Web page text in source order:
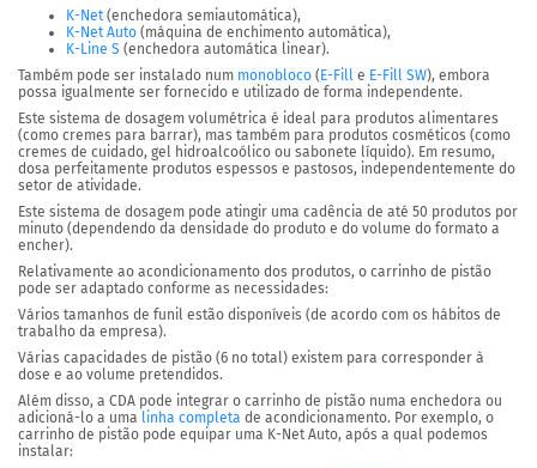
K-Net(enchedora semiautomática),
K-Net Auto (máquina de enchimento automática),
K-Line S (enchedora automática linear).
Também pode ser instalado num monobloco ( E-Fill e E-Fill SW), embora
possa igualmente ser fornecido e utilizado de forma independente.
Este sistema de dosagem volumétrica é ideal para produtos alimentares
(como cremes para barrar), mas também para produtos cosméticos (como
cremes de cuidado, gel hidroalcoólico ou sabonete líquido). Em resumo,
dosa perfeitamente produtos espessos e pastosos, independentemente do
setor de atividade.
Este sistema de dosagem pode atingir uma cadência de até 50 produtos por
minuto (dependendo da densidade do produto e do volume do formato a
encher).
Relativamente ao acondicionamento dos produtos, o carrinho de pistão
pode ser adaptado conforme as necessidades:
Vários tamanhos de funil estão disponíveis (de acordo com os hábitos de
trabalho da empresa).
Várias capacidades de pistão (6 no total) existem para corresponder à
dose e ao volume pretendidos.
Além disso, a CDA pode integrar o carrinho de pistão numa enchedora ou
adicioná-lo a uma linha completa de acondicionamento. Por exemplo, o
carrinho de pistão pode equipar uma K-Net Auto, após a qual podemos
instalar: